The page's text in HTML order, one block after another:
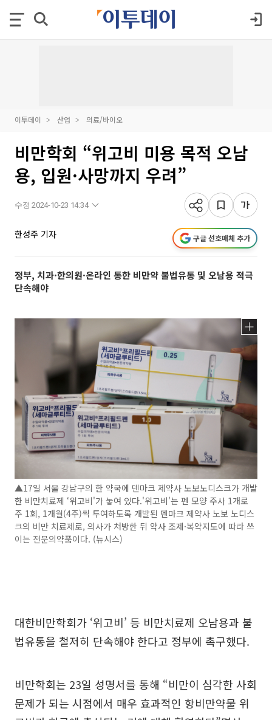
이투데이 산업 의료/바이오
비만학회 “위고비 미용 목적 오남
용, 입원·사망까지 우려”
수정 2024-10-23 14:34
한성주 기자 구글 선호매체 추가
정부, 치과·한의원·온라인 통한 비만약 불법유통 및 오남용 적극
단속해야
▲17일 서울 강남구의 한 약국에 덴마크 제약사 노보노디스크가 개발
한 비만치료제 ‘위고비'가 놓여 있다.'위고비'는 펜 모양 주사 1개로
주 1회, 1개월(4주)씩 투여하도록 개발된 덴마크 제약사 노보 노디스
크의 비만 치료제로, 의사가 처방한 뒤 약사 조제·복약지도에 따라 쓰
이는 전문의약품이다. (뉴시스)
대한비만학회가 ‘위고비’ 등 비만치료제 오남용과 불
법유통을 철저히 단속해야 한다고 정부에 촉구했다.
비만학회는 23일 성명서를 통해 “비만이 심각한 사회
문제가 되는 시점에서 매우 효과적인 항비만약물 위